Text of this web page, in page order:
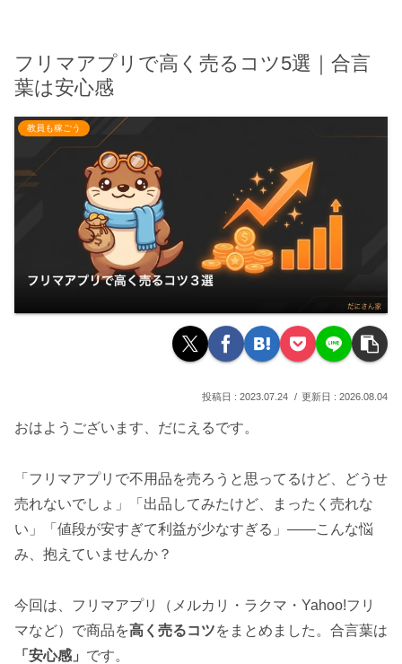
フリマアプリで高く売るコツ5選｜合言
葉は安心感
教員も稼ごう
2023.07.24 2026.08.04
おはようございます、だにえるです。
「フリマアプリで不用品を売ろうと思ってるけど、どうせ
売れないでしょ」「出品してみたけど、まったく売れな
い」「値段が安すぎて利益が少なすぎる」——こんな悩
み、抱えていませんか？
今回は、フリマアプリ（メルカリ・ラクマ・Yahoo!フリ
マなど）で商品を高く売るコツをまとめました。合言葉は
「安心感」 です。